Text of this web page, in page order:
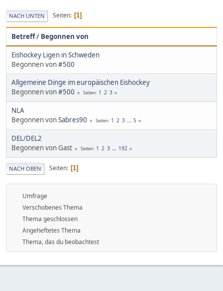
NACH UNTEN Seiten 1
Betreff/ Begonnen von
Eishockey Ligen in Schweden
Begonnen von#500
Allgemeine Dinge im europäischen Eishockey
Begonnen von#500 Seiten 1 2 3
NLA
Begonnen vonSabres90 Seiten 1 2 3 ... 5
DEL/DEL2
Begonnen von Gast
Seiten 1 2 3 ... 192
NACH OBEN Seiten 1
Umfrage
Verschobenes Thema
Thema geschlossen
Angeheftetes Thema
Thema, das du beobachtest